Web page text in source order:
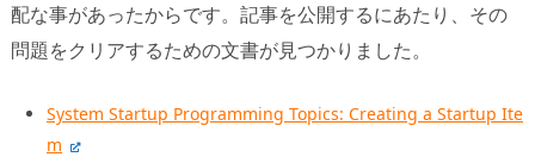
配な事があったからです。記事を公開するにあたり、その
問題をクリアするための文書が見つかりました。
System Startup Programming Topics: Creating a Startup Ite
m